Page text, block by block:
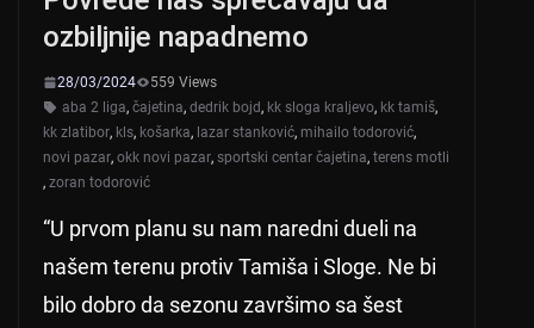
k
ozbiljnije napadnemo
28/03/2024
559 Views
aba 2 liga, čajetina, dedrik bojd, kk sloga kraljevo, kk tamiš,
kk zlatibor, kls, košarka, lazar stanković, mihailo todorović,
novi pazar, okk novi pazar, sportski centar čajetina, terens motli
, zoran todorović
“U prvom planu su nam naredni dueli na
našem terenu protiv Tamiša i Sloge. Ne bi
bilo dobro da sezonu završimo sa šest